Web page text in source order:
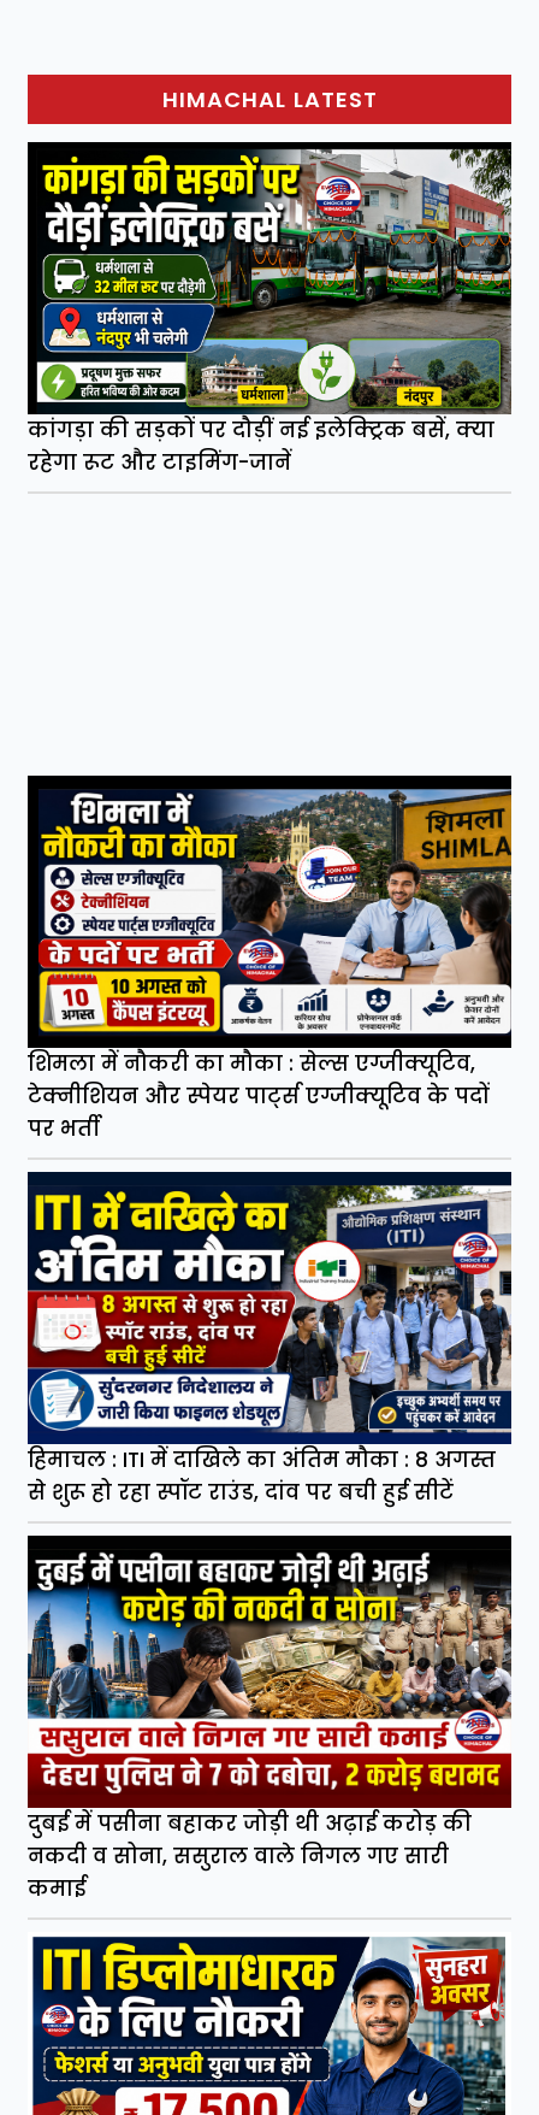
HIMACHAL LATEST
कांगड़ा की सड़कों पर दौड़ीं नई इलेक्ट्रिक बसें, क्या
रहेगा रूट और टाइमिंग-जानें
शिमला में नौकरी का मौका : सेल्स एग्जीक्यूटिव,
टेक्नीशियन और स्पेयर पार्ट्स एग्जीक्यूटिव के पदों
पर भर्ती
हिमाचल : ITI में दाखिले का अंतिम मौका : 8 अगस्त
से शुरू हो रहा स्पॉट राउंड, दांव पर बची हुई सीटें
दुबई में पसीना बहाकर जोड़ी थी अढ़ाई करोड़ की
नकदी व सोना, ससुराल वाले निगल गए सारी
कमाई